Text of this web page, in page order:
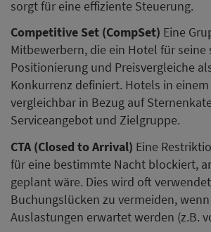
sorgt für eine effiziente Steuerung.
Competitive Set (CompSet) Eine
Mitbewerbern, die ein Hotel für seine
Positionierung und Preisvergleiche
Konkurrenz definiert. Hotels in
vergleichbar in Bezug auf
Serviceangebot und Zielgruppe.
CTA (Closed to Arrival) Eine
für eine bestimmte Nacht blockiert,
geplant wäre. Dies wird oft
Buchungslücken zu vermeiden,
Auslastungen erwartet werden (z.B.